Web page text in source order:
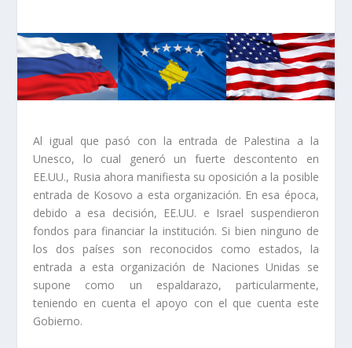
Al igual que pasó con la entrada de Palestina a la
Unesco, lo cual generó un fuerte descontento en
EE.UU., Rusia ahora manifiesta su oposición a la posible
entrada de Kosovo a esta organización. En esa época,
debido a esa decisión, EE.UU. e Israel suspendieron
fondos para financiar la institución. Si bien ninguno de
los dos países son reconocidos como estados, la
entrada a esta organización de Naciones Unidas se
supone como un espaldarazo, particularmente,
teniendo en cuenta el apoyo con el que cuenta este
Gobierno.